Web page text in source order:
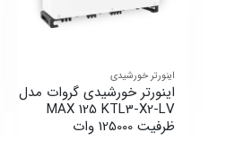
اینورتر خورشیدی
اینورتر خورشیدی گروات مدل
MAX 125 KTL3-X2-LV
ظرفیت 125000 وات